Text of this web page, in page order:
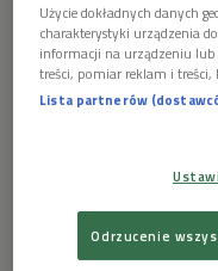
Niewdzięczna
Holandia po
Francją i porażce z
drabinki. W 1/8 finału
zgromadziła cztery
jest dużo niżej
Użycie dokładnych danych
charakterystyki urządzenia
informacji na urządzeniu lub
treści, pomiar reklam i treści,
Lista partnerów
Odrzucenie